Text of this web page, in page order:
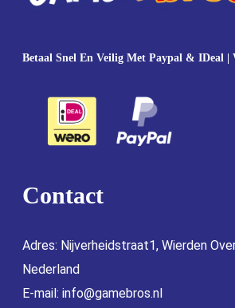
Betaal Snel En Veilig Met Paypal & IDeal |
Contact
Adres: Nijverheidstraat1, Wierden
Nederland
E-mail: info@gamebros.nl